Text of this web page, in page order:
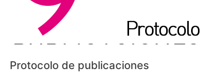
Protocolo de publicaciones